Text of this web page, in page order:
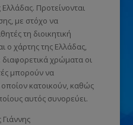
Προτείνονται
με στόχο να
τη διοικητική
ο χάρτης της Ελλάδας,
χρώματα οι
μπορούν να
κατοικούν, καθώς
αυτός συνορεύει.
Γιάννης